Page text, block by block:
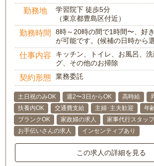
勤務地
学習院下 徒歩5分
（東京都豊島区付近）
勤務時間
8時～20時の間で1時間〜、好
が可能です。(候補の日時から
仕事内容
キッチン、トイレ、お風呂、
グ、その他のお掃除
契約形態 業務委託
土日祝のみOK 週2〜3日からOK 高時給
扶養内OK
交通費支給 主婦･主夫歓迎 年
ブランクOK
家政婦の求人
家事代行スタッ
お手伝いさんの求人
インセンティブあり
この求人の詳細を見る